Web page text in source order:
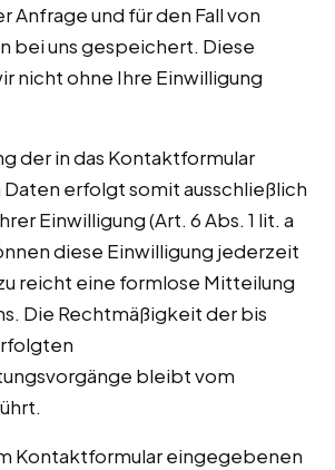
Anfrage und für den Fall von
bei uns gespeichert. Diese
nicht ohne Ihre Einwilligung
der in das Kontaktformular
erfolgt somit ausschließlich
Einwilligung (Art. 6 Abs. 1 lit. a
diese Einwilligung jederzeit
reicht eine formlose Mitteilung
Die Rechtmäßigkeit der bis
bleibt vom
Kontaktformular eingegebenen